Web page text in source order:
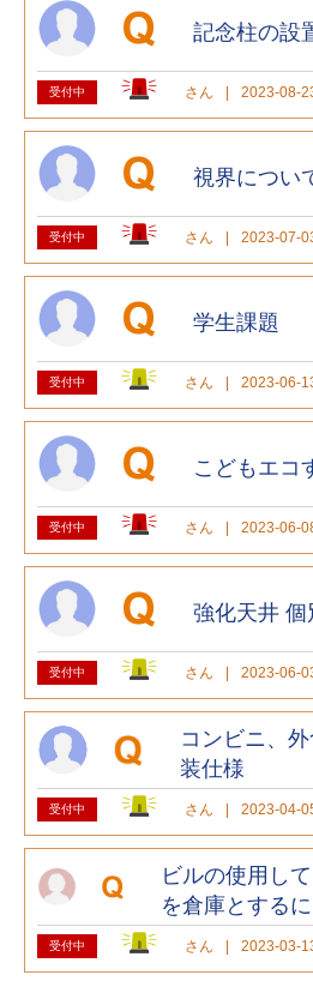
記念柱の設
受付中 さん | 2023-08-
視界につい
受付中 さん | 2023-07-
学生課題
受付中 さん | 2023-06-
こどもエコ
受付中 さん | 2023-06-
強化天井 個
受付中 さん | 2023-06-
コンビニ、
装仕様
受付中 さん | 2023-04-
ビルの使用し
を倉庫とする
受付中 さん | 2023-03-